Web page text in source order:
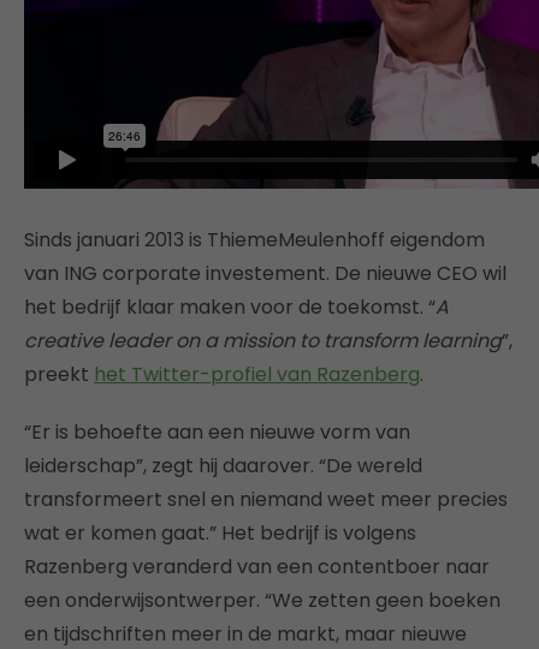
Sinds januari 2013 is ThiemeMeulenhoff eigendom
van ING corporate investement. De nieuwe CEO wil
het bedrijf klaar maken voor de toekomst. “A
creative leader on a mission to transform learning”,
preekt het Twitter-profiel van Razenberg.
“Er is behoefte aan een nieuwe vorm van
leiderschap”, zegt hij daarover. “De wereld
transformeert snel en niemand weet meer precies
wat er komen gaat.” Het bedrijf is volgens
Razenberg veranderd van een contentboer naar
een onderwijsontwerper. “We zetten geen boeken
en tijdschriften meer in de markt, maar nieuwe